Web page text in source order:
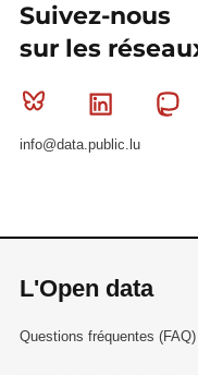
Suivez-nous
sur les
Bluesky Linkedin
info@data.public.lu
L'Open data
Questions fréquentes (FAQ)